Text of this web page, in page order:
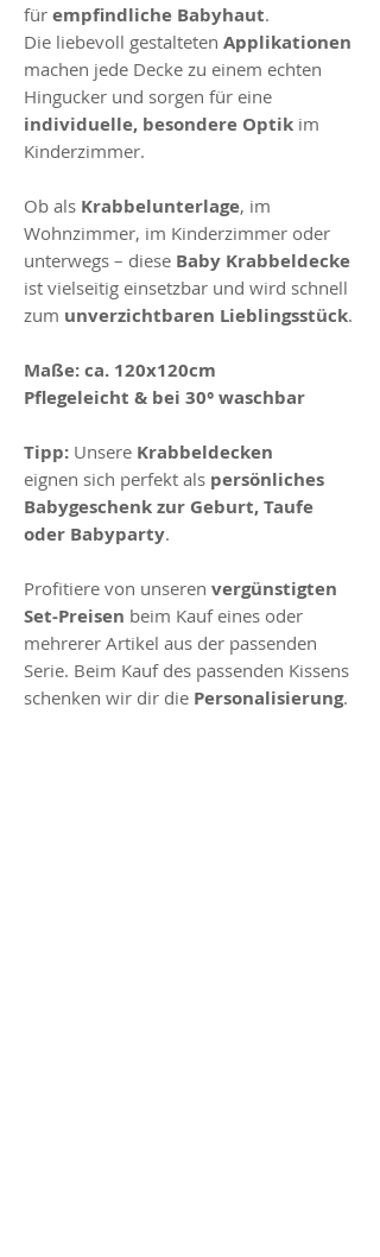
für empfindliche Babyhaut.
Die liebevoll gestalteten Applikationen
machen jede Decke zu einem echten
Hingucker und sorgen für eine
individuelle, besondere Optik im
Kinderzimmer.
Ob als Krabbelunterlage, im
Wohnzimmer, im Kinderzimmer oder
unterwegs – diese Baby Krabbeldecke
ist vielseitig einsetzbar und wird schnell
zum unverzichtbaren Lieblingsstück.
Maße:ca. 120x120cm
Pflegeleicht & bei 30° waschbar
Tipp: Unsere Krabbeldecken
eignen sich perfekt als persönliches
Babygeschenk zur Geburt, Taufe
oder Babyparty.
Profitiere von unseren vergünstigten
Set-Preisen beim Kauf eines oder
mehrerer Artikel aus der passenden
Serie. Beim Kauf des passenden Kissens
schenken wir dir die Personalisierung.